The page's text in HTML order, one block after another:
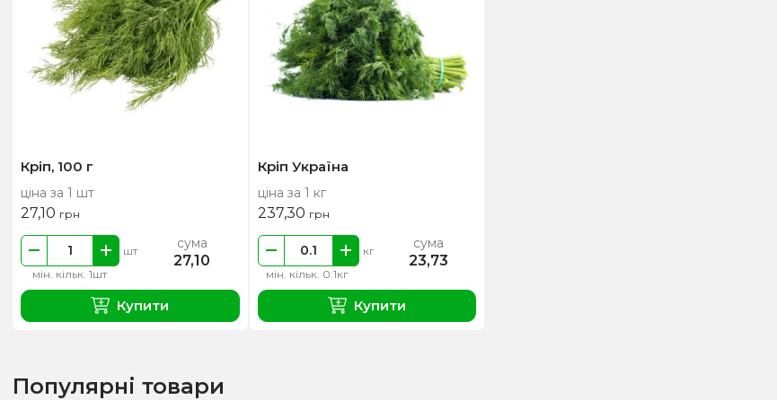
Кріп, 100 г
ціна за 1 шт
27,10 грн
мін. кільк. 1шт
шт сума
27,10
Купити
Кріп Україна
ціна за 1 кг
237,30 грн
мін. кільк. 0.1кг
кг сума
23,73
Купити
Популярні товари